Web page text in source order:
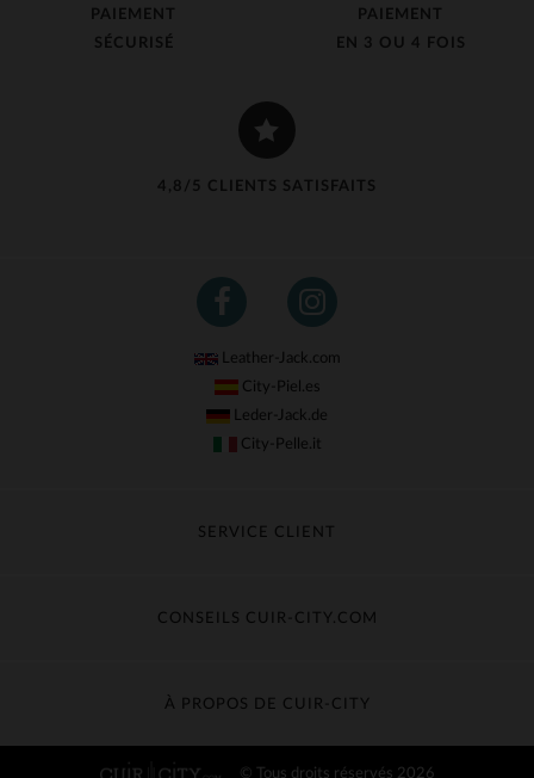
PAIEMENT
SÉCURISÉ
PAIEMENT
EN 3 OU 4 FOIS
4,8/5 CLIENTS SATISFAITS
Leather-Jack.com
City-Piel.es
Leder-Jack.de
City-Pelle.it
SERVICE CLIENT
Échange & Remboursement
Contacter le service client
CONSEILS CUIR-CITY.COM
Guide des matières
À PROPOS DE CUIR-CITY
© Tous droits réservés 2026